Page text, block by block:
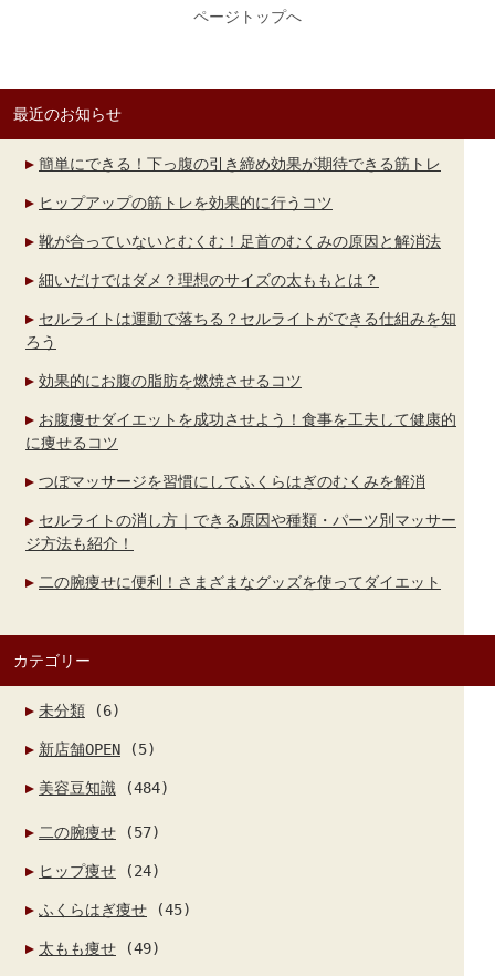
最近のお知らせ
簡単にできる！下っ腹の引き締め効果が期待できる筋トレ
ヒップアップの筋トレを効果的に行うコツ
靴が合っていないとむくむ！足首のむくみの原因と解消法
細いだけではダメ？理想のサイズの太ももとは？
セルライトは運動で落ちる？セルライトができる仕組みを知
ろう
効果的にお腹の脂肪を燃焼させるコツ
お腹痩せダイエットを成功させよう！食事を工夫して健康的
に痩せるコツ
つぼマッサージを習慣にしてふくらはぎのむくみを解消
セルライトの消し方｜できる原因や種類・パーツ別マッサー
ジ方法も紹介！
二の腕痩せに便利！さまざまなグッズを使ってダイエット
カテゴリー
未分類 (6)
新店舗OPEN (5)
美容豆知識 (484)
二の腕痩せ (57)
ヒップ痩せ (24)
ふくらはぎ痩せ (45)
太もも痩せ (49)
ページトップへ